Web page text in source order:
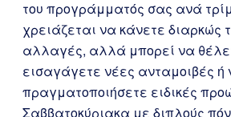
του προγράμματός σας ανά
χρειάζεται να κάνετε διαρκώς
αλλαγές, αλλά μπορεί να
εισαγάγετε νέες ανταμοιβές ή
πραγματοποιήσετε ειδικές
Σαββατοκύριακα με διπλούς